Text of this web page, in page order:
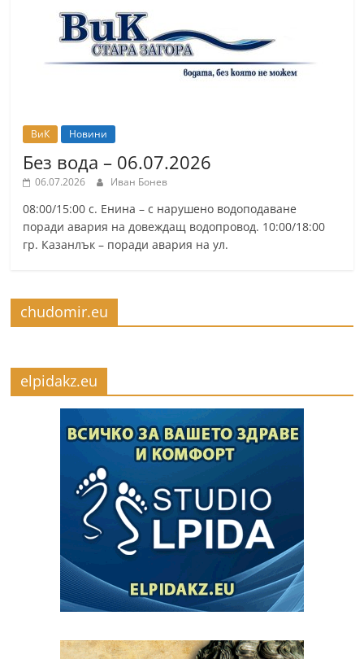
ВиК Новини
Без вода – 06.07.2026
06.07.2026 Иван Бонев
08:00/15:00 с. Енина – с нарушено водоподаване
поради авария на довеждащ водопровод. 10:00/18:00
гр. Казанлък – поради авария на ул.
chudomir.eu
elpidakz.eu